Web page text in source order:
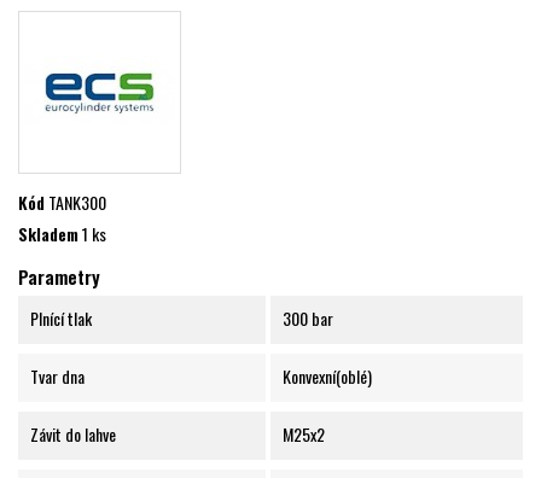
KódTANK300
Skladem1 ks
Parametry
Plnící tlak 300 bar
Tvar dna Konvexní(oblé)
Závit do lahve M25x2